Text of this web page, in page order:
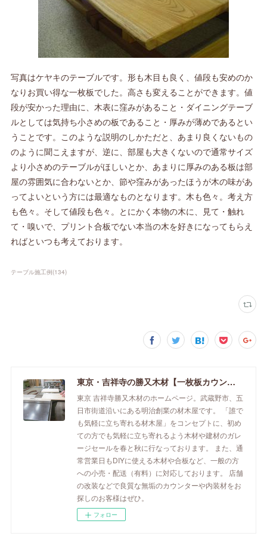
写真はケヤキのテーブルです。形も木目も良く、値段も安めのか
なりお買い得な一枚板でした。高さも変えることができます。値
段が安かった理由に、木表に窪みがあること・ダイニングテーブ
ルとしては気持ち小さめの板であること・厚みが薄めであるとい
うことです。このような説明のしかただと、あまり良くないもの
のように聞こえますが、逆に、部屋も大きくないので通常サイズ
より小さめのテーブルがほしいとか、あまりに厚みのある板は部
屋の雰囲気に合わないとか、節や窪みがあったほうが木の味があ
ってよいという方には最適なものとなります。木も色々。考え方
も色々。そして値段も色々。とにかく本物の木に、見て・触れ
て・嗅いで、プリント合板でない本当の木を好きになってもらえ
ればといつも考えております。
テーブル施工例(134)
東京・吉祥寺の勝又木材【一枚板カウンター】
東京 吉祥寺勝又木材のホームページ。武蔵野市、五
日市街道沿いにある明治創業の材木屋です。 「誰で
も気軽に立ち寄れる材木屋」をコンセプトに、初め
ての方でも気軽に立ち寄れるよう木材や建材のガレ
ージセールを春と秋に行なっております。 また、通
常営業日もDIYに使える木材や合板など、一般の方
への小売・配送（有料）に対応しております。 店舗
の改装などで良質な無垢のカウンターや内装材をお
探しのお客様はぜひ。
フォロー